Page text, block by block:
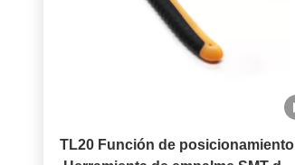
TL20 Función de posicionamiento